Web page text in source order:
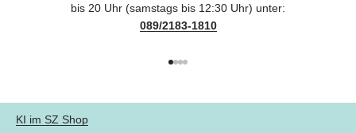
bis 20 Uhr (samstags bis 12:30 Uhr) unter:
089/2183-1810
KI im SZ Shop